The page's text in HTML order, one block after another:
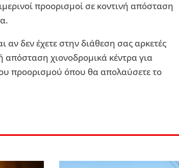
προορισμοί σε κοντινή απόσταση
δεν έχετε στην διάθεση σας αρκετές
χιονοδρομικά κέντρα για
προορισμού όπου θα απολαύσετε το